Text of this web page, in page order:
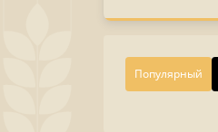
Популярный